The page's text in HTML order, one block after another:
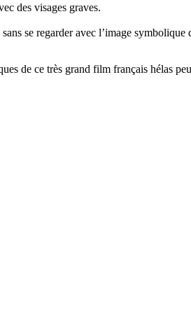
des visages graves.
se regarder avec l’image
de ce très grand film français hélas